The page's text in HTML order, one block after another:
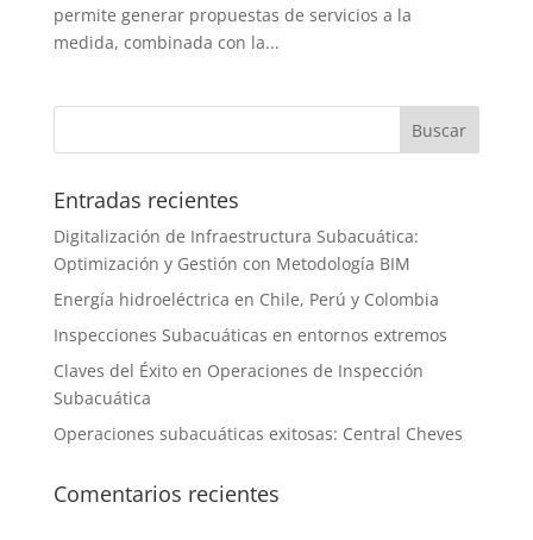
permite generar propuestas de servicios a la
medida, combinada con la...
Entradas recientes
Digitalización de Infraestructura Subacuática:
Optimización y Gestión con Metodología BIM
Energía hidroeléctrica en Chile, P͏erú y Colombia
Inspecciones Subacuáticas en entornos extremos
Claves del Éxito en Operaciones de Inspección
Subacuática
Operaciones subacuáticas exitosas: Central Cheves
Comentarios recientes